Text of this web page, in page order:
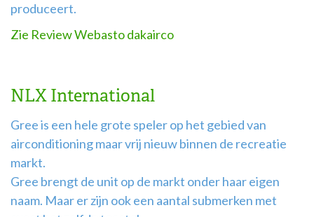
produceert.
Zie Review Webasto dakairco
NLX International
Gree is een hele grote speler op het gebied van
airconditioning maar vrij nieuw binnen de recreatie
markt.
Gree brengt de unit op de markt onder haar eigen
naam. Maar er zijn ook een aantal submerken met